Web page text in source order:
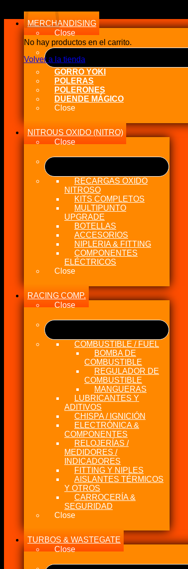
No hay productos en el carrito.
Volver a la tienda
MERCHANDISING
Close
GORRO YOKI
POLERAS
POLERONES
DUENDE MÁGICO
Close
NITROUS OXIDO (NITRO)
Close
RECARGAS OXIDO
NITROSO
KITS COMPLETOS
MULTIPUNTO
UPGRADE
BOTELLAS
ACCESORIOS
NIPLERIA & FITTING
COMPONENTES
ELÉCTRICOS
Close
RACING COMP.
Close
COMBUSTIBLE / FUEL
BOMBA DE
COMBUSTIBLE
REGULADOR DE
COMBUSTIBLE
MANGUERAS
LUBRICANTES Y
ADITIVOS
CHISPA / IGNICIÓN
ELECTRÓNICA &
COMPONENTES
RELOJERÍAS /
MEDIDORES /
INDICADORES
FITTING Y NIPLES
AISLANTES TÉRMICOS
Y OTROS
CARROCERÍA &
SEGURIDAD
Close
TURBOS & WASTEGATE
Close